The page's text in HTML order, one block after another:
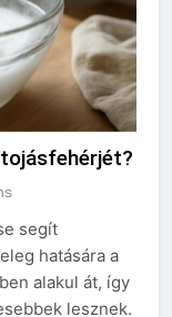
segít
hatására a
alakul át, így
lesznek.